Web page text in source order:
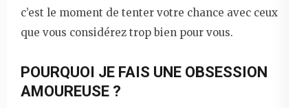
c’est le moment de tenter votre chance avec ceux
que vous considérez trop bien pour vous.
POURQUOI JE FAIS UNE OBSESSION
AMOUREUSE ?